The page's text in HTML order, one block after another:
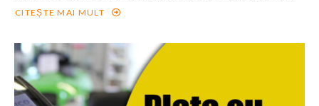
CITEȘTE MAI MULT